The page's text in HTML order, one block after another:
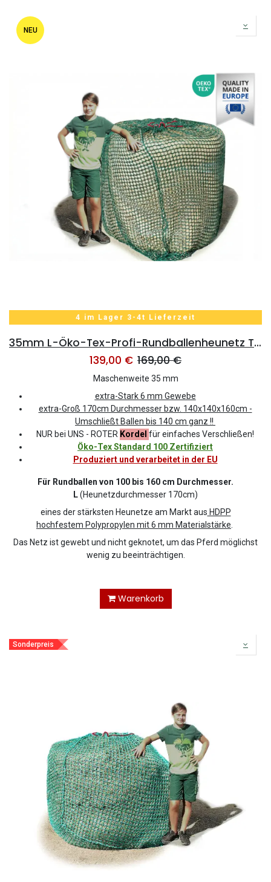
NEU
4 im Lager 3-4t Lieferzeit
35mm L-Öko-Tex-Profi-Rundballenheunetz Titan-EU-Ökotex - 6mm Gewebe 170cmØx160cm/h - bis160cm Rundballen (Made in EU-Ökotex)
139,00 € 169,00€
Maschenweite 35 mm
extra-Stark 6 mm Gewebe
extra-Groß 170cm Durchmesser bzw. 140x140x160cm -
Umschließt Ballen bis 140 cm ganz !!
NUR bei UNS - ROTER Kordel für einfaches Verschließen!
Öko-Tex Standard 100 Zertifiziert
Produziert und verarbeitet in der EU
Für Rundballen von 100 bis 160 cm Durchmesser.
L(Heunetzdurchmesser 170cm)
eines der stärksten Heunetze am Markt aus HDPP
hochfestem Polypropylen mit 6 mm Materialstärke
Das Netz ist gewebt und nicht geknotet, um das Pferd möglichst
wenig zu beeinträchtigen.
Warenkorb
Sonderpreis